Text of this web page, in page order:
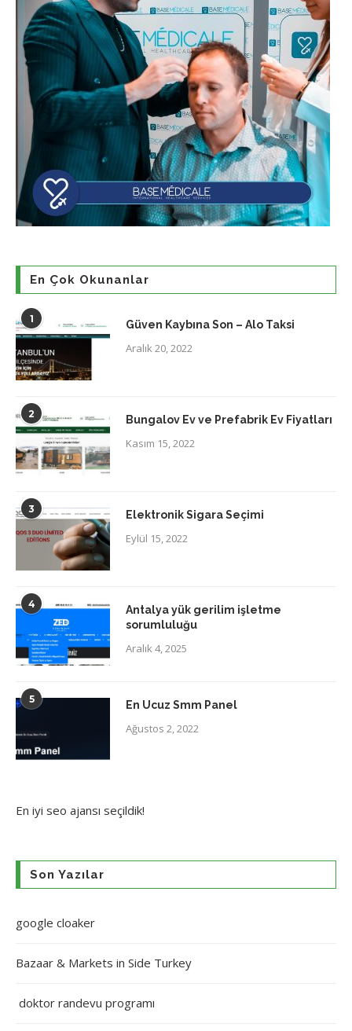
En Çok Okunanlar
1 Güven Kaybına Son – Alo Taksi
Aralık 20, 2022
2 Bungalov Ev ve Prefabrik Ev Fiyatları
Kasım 15, 2022
3 Elektronik Sigara Seçimi
Eylül 15, 2022
4
Antalya yük gerilim işletme
sorumluluğu
Aralık 4, 2025
5 En Ucuz Smm Panel
Ağustos 2, 2022
En iyi seo ajansı seçildik!
Son Yazılar
google cloaker
Bazaar & Markets in Side Turkey
doktor randevu programı